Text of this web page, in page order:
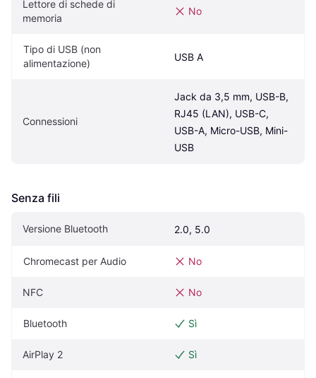
Lettore di schede di
memoria
No
Tipo di USB (non
alimentazione)
USB A
Connessioni
Jack da 3,5 mm, USB-B,
RJ45 (LAN), USB-C,
USB-A, Micro-USB, Mini-
USB
Senza fili
Versione Bluetooth 2.0, 5.0
Chromecast per Audio No
NFC No
Bluetooth Sì
AirPlay 2 Sì